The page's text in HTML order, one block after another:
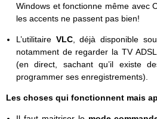
Windows et fonctionne même avec
les accents ne passent pas bien!
L’utilitaire VLC, déjà disponible
notamment de regarder la TV
(en direct, sachant qu’il existe
programmer ses enregistrements).
Les choses qui fonctionnent mais